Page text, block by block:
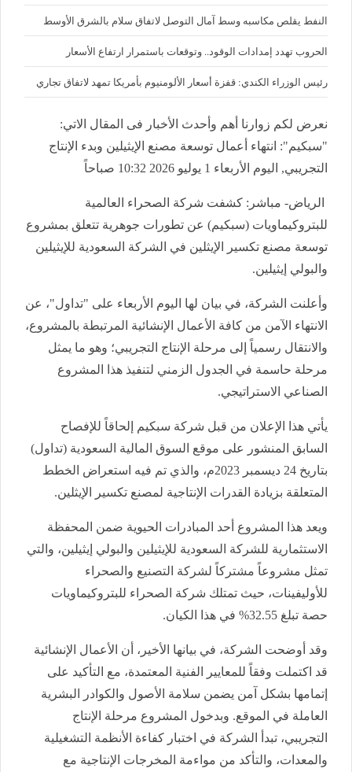
النفط يقلص مكاسبه وسط آمال التوصل لاتفاق سلام بالشرق الأوسط
الحروب تهدد إمدادات الوقود.. وتوقعات باستمرار ارتفاع الأسعار
رئيس الوزراء الكندي: قفزة أسعار الألومنيوم بأمريكا تمهد لاتفاق تجاري
نعرض لكم زوارنا أهم وأحدث الأخبار فى المقال الاتي:
"سبكيم": انتهاء أعمال توسعة مصنع الإيثيلين وبدء الإنتاج
التجريبي, اليوم الأربعاء 1 يوليو 2026 10:32 صباحاً
الرياض- مباشر: كشفت شركة الصحراء العالمية
للبتروكيماويات (سبكيم) عن تطورات جوهرية تتعلق بمشروع
توسعة مصنع تكسير الإيثلين في الشركة السعودية للإيثيلين
والبولي إيثيلين.
وأعلنت الشركة، في بيان لها اليوم الأربعاء على "تداول"، عن
الانتهاء الآمن من كافة الأعمال الإنشائية المرتبطة بالمشروع،
والانتقال رسمياً إلى مرحلة الإنتاج التجريبي؛ وهو ما يمثل
مرحلة حاسمة في الجدول الزمني لتنفيذ هذا المشروع
الصناعي الاستراتيجي.
يأتي هذا الإعلان من قبل شركة سبكيم إلحاقاً للإفصاح
السابق المنشور على موقع السوق المالية السعودية (تداول)
بتاريخ 24
ديسمبر 2023م، والذي تم فيه استعراض الخطط
المتعلقة بزيادة القدرات الإنتاجية لمصنع تكسير الإيثلين.
ويعد هذا المشروع أحد المبادرات الحيوية ضمن المحفظة
الاستثمارية للشركة السعودية للإيثيلين والبولي إيثيلين، والتي
تمثل مشروعاً مشتركاً لشركة التصنيع والصحراء
للأوليفينات، حيث تمتلك شركة الصحراء للبتروكيماويات
حصة تبلغ 32.55% في هذا الكيان
.
وقد أوضحت الشركة، في بيانها الأخير، أن الأعمال الإنشائية
قد اكتملت وفقاً للمعايير الفنية المعتمدة، مع التأكيد على
إتمامها بشكل آمن يضمن سلامة الأصول والكوادر البشرية
العاملة في الموقع. وبدخول المشروع مرحلة الإنتاج
التجريبي، تبدأ الشركة في اختبار كفاءة الأنظمة التشغيلية
والمعدات، والتأكد من مواءمة المخرجات الإنتاجية مع